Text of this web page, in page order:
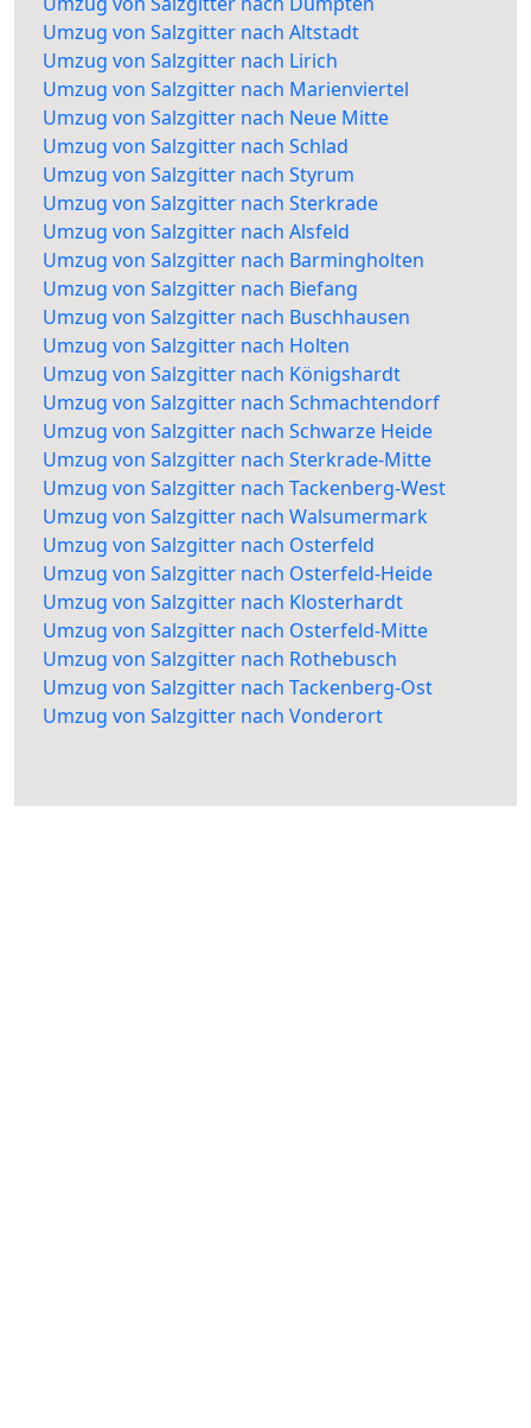
Umzug von Salzgitter nach Altstadt
Umzug von Salzgitter nach Lirich
Umzug von Salzgitter nach Marienviertel
Umzug von Salzgitter nach Neue Mitte
Umzug von Salzgitter nach Schlad
Umzug von Salzgitter nach Styrum
Umzug von Salzgitter nach Sterkrade
Umzug von Salzgitter nach Alsfeld
Umzug von Salzgitter nach Barmingholten
Umzug von Salzgitter nach Biefang
Umzug von Salzgitter nach Buschhausen
Umzug von Salzgitter nach Holten
Umzug von Salzgitter nach Königshardt
Umzug von Salzgitter nach Schmachtendorf
Umzug von Salzgitter nach Schwarze Heide
Umzug von Salzgitter nach Sterkrade-Mitte
Umzug von Salzgitter nach Tackenberg-West
Umzug von Salzgitter nach Walsumermark
Umzug von Salzgitter nach Osterfeld
Umzug von Salzgitter nach Osterfeld-Heide
Umzug von Salzgitter nach Klosterhardt
Umzug von Salzgitter nach Osterfeld-Mitte
Umzug von Salzgitter nach Rothebusch
Umzug von Salzgitter nach Tackenberg-Ost
Umzug von Salzgitter nach Vonderort